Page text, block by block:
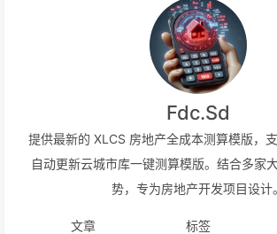
Fdc.Sd
提供最新的 XLCS 房地产全成本测算模版，
自动更新云城市库一键测算模版。结合多家
势，专为房地产开发项目设计。
文章 标签